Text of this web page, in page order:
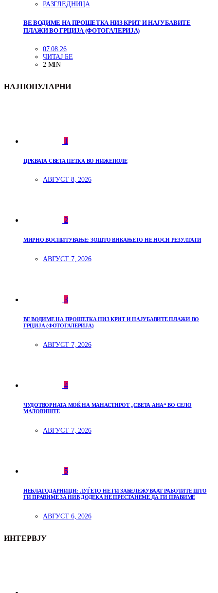
РАЗГЛЕДНИЦА
ВЕ ВОДИМЕ НА ПРОШЕТКА НИЗ КРИТ И НАЈУБАВИТЕ
ПЛАЖИ ВО ГРЦИЈА (ФОТОГАЛЕРИЈА)
07.08.26
ЧИТАЈ БЕ
2 MIN
НАЈПОПУЛАРНИ
1
ЦРКВАТА СВЕТА ПЕТКА ВО НИЖЕПОЛЕ
АВГУСТ 8, 2026
2
МИРНО ВОСПИТУВАЊЕ: ЗОШТО ВИКАЊЕТО НЕ НОСИ РЕЗУЛТАТИ
АВГУСТ 7, 2026
3
ВЕ ВОДИМЕ НА ПРОШЕТКА НИЗ КРИТ И НАЈУБАВИТЕ ПЛАЖИ ВО
ГРЦИЈА (ФОТОГАЛЕРИЈА)
АВГУСТ 7, 2026
4
ЧУДОТВОРНАТА МОЌ НА МАНАСТИРОТ „СВЕТА АНА“ ВО СЕЛО
МАЛОВИШТЕ
АВГУСТ 7, 2026
5
НЕБЛАГОДАРНИЦИ: ЛУЃЕТО НЕ ГИ ЗАБЕЛЕЖУВААТ РАБОТИТЕ ШТО
ГИ ПРАВИМЕ ЗА НИВ ДОДЕКА НЕ ПРЕСТАНЕМЕ ДА ГИ ПРАВИМЕ
АВГУСТ 6, 2026
ИНТЕРВЈУ